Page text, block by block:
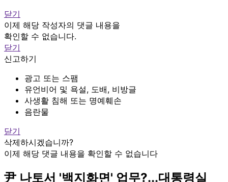
닫기
이제 해당 작성자의 댓글 내용을
확인할 수 없습니다.
닫기
신고하기
광고 또는 스팸
유언비어 및 욕설, 도배, 비방글
사생활 침해 또는 명예훼손
음란물
닫기
삭제하시겠습니까?
이제 해당 댓글 내용을 확인할 수 없습니다
尹 나토서 '백지화면' 업무?...대통령실